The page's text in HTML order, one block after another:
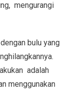
mengurangi
bulu yang
adalah
menggunakan